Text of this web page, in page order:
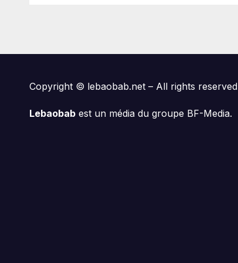
Copyright © lebaobab.net – All rights reserved
Lebaobab est un média du groupe BF-Media.